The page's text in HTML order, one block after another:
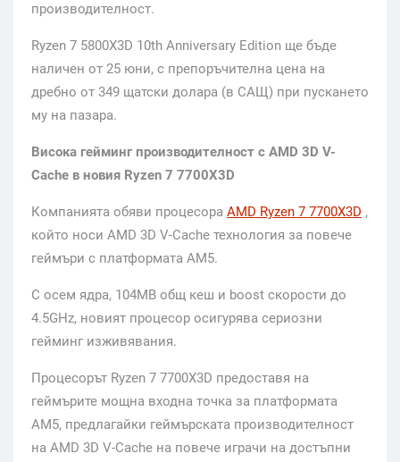
производителност.
Ryzen 7 5800X3D 10th Anniversary Edition ще бъде
наличен от 25 юни, с препоръчителна цена на
дребно от 349 щатски долара (в САЩ) при пускането
му на пазара.
Висока гейминг производителност с AMD 3D V-
Cache в новия Ryzen 7 7700X3D
Компанията обяви процесора AMD Ryzen 7 7700X3D ,
който носи AMD 3D V-Cache технология за повече
геймъри с платформата AM5.
С осем ядра, 104MB общ кеш и boost скорости до
4.5GHz, новият процесор осигурява сериозни
гейминг изживявания.
Процесорът Ryzen 7 7700X3D предоставя на
геймърите мощна входна точка за платформата
AM5, предлагайки геймърската производителност
на AMD 3D V-Cache на повече играчи на достъпни